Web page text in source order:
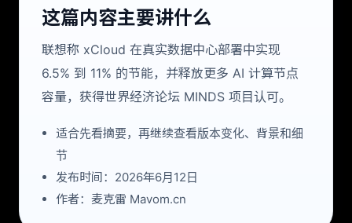
这篇内容主要讲什么
联想称 xCloud 在真实数据中心部署中实现
6.5% 到 11% 的节能，并释放更多 AI 计算节点
容量，获得世界经济论坛 MINDS 项目认可。
适合先看摘要，再继续查看版本变化、背景和细
节
发布时间：2026年6月12日
作者：麦克雷 Mavom.cn